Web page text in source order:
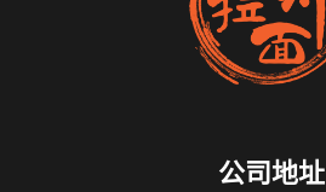
公司地址